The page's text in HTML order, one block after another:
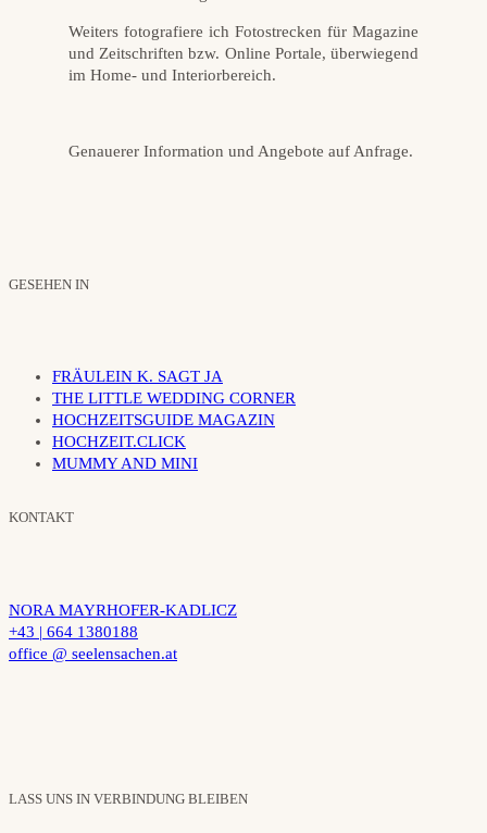
Weiters fotografiere ich Fotostrecken für Magazine
und Zeitschriften bzw. Online Portale, überwiegend
im Home- und Interiorbereich.
Genauerer Information und Angebote auf Anfrage.
GESEHEN IN
FRÄULEIN K. SAGT JA
THE LITTLE WEDDING CORNER
HOCHZEITSGUIDE MAGAZIN
HOCHZEIT.CLICK
MUMMY AND MINI
KONTAKT
NORA MAYRHOFER-KADLICZ
+43 | 664 1380188
office @ seelensachen.at
LASS UNS IN VERBINDUNG BLEIBEN